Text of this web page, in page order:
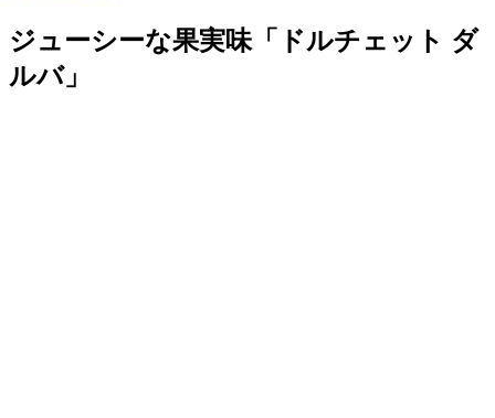
ジューシーな果実味「ドルチェット ダ
ルバ」